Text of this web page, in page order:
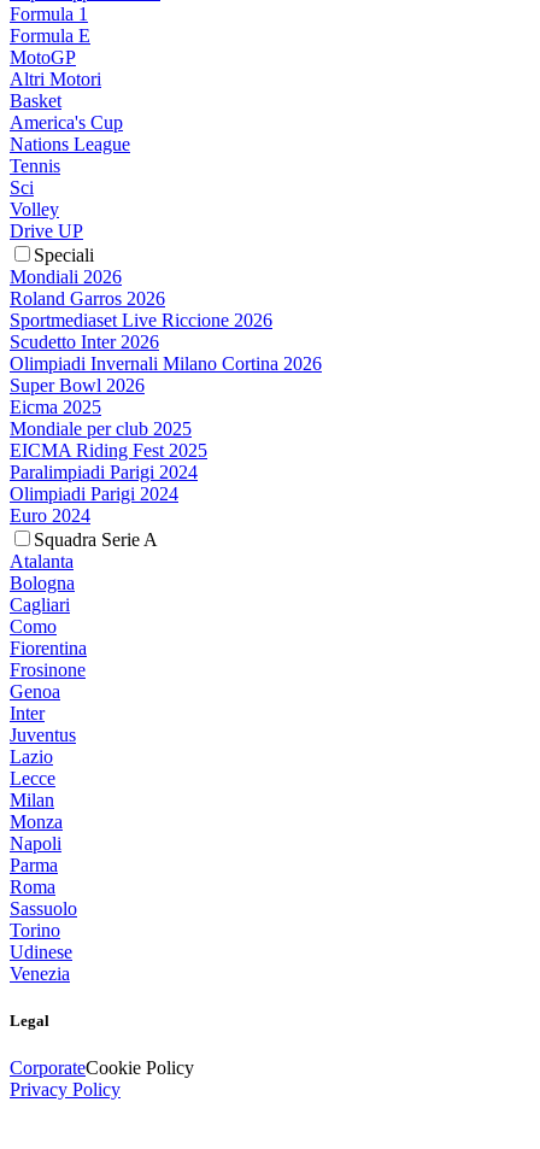
Formula 1
Formula E
MotoGP
Altri Motori
Basket
America's Cup
Nations League
Tennis
Sci
Volley
Drive UP
Speciali
Mondiali 2026
Roland Garros 2026
Sportmediaset Live Riccione 2026
Scudetto Inter 2026
Olimpiadi Invernali Milano Cortina 2026
Super Bowl 2026
Eicma 2025
Mondiale per club 2025
EICMA Riding Fest 2025
Paralimpiadi Parigi 2024
Olimpiadi Parigi 2024
Euro 2024
Squadra Serie A
Atalanta
Bologna
Cagliari
Como
Fiorentina
Frosinone
Genoa
Inter
Juventus
Lazio
Lecce
Milan
Monza
Napoli
Parma
Roma
Sassuolo
Torino
Udinese
Venezia
Legal
CorporateCookie Policy
Privacy Policy